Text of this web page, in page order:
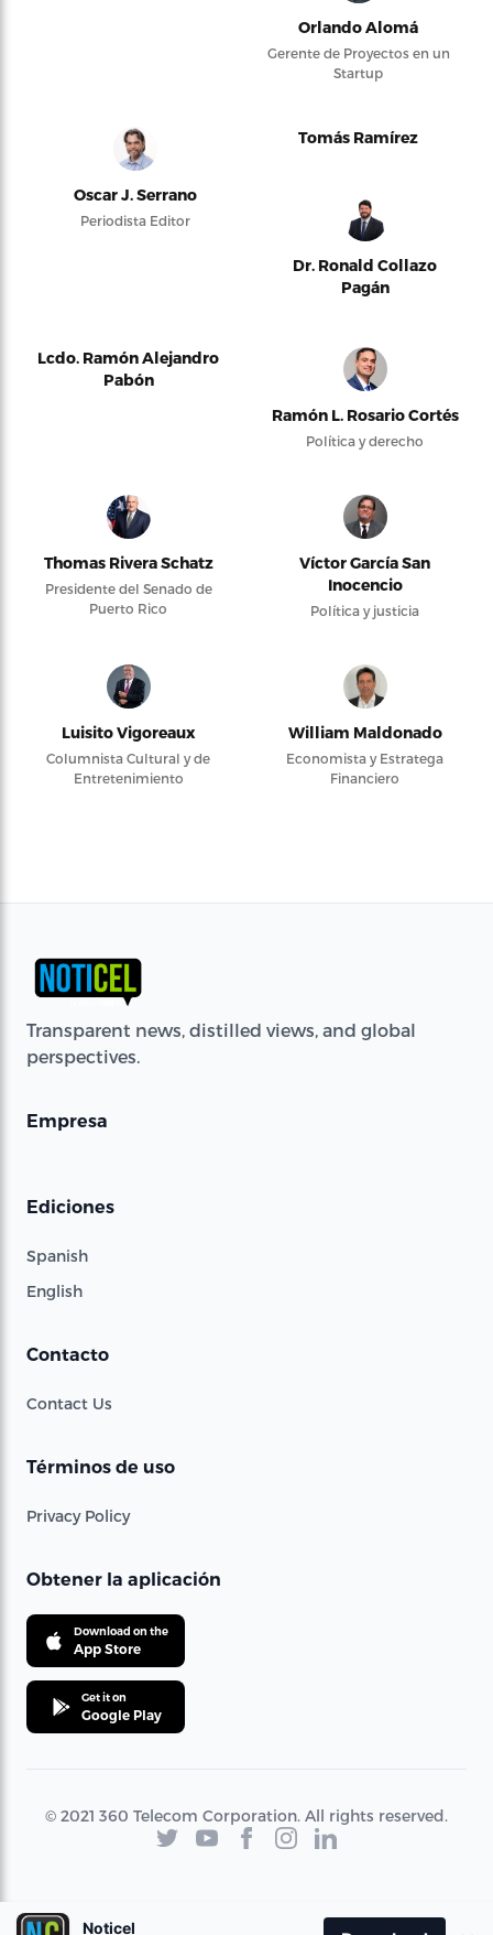
Orlando Alomá
Gerente de Proyectos en un
Startup
Oscar J. Serrano
Periodista Editor
Tomás Ramírez
Dr. Ronald Collazo
Pagán
Lcdo. Ramón Alejandro
Pabón
Ramón L. Rosario Cortés
Política y derecho
Thomas Rivera Schatz
Presidente del Senado de
Puerto Rico
Víctor García San
Inocencio
Política y justicia
Luisito Vigoreaux
Columnista Cultural y de
Entretenimiento
William Maldonado
Economista y Estratega
Financiero
Transparent news, distilled views, and global
perspectives.
Empresa
Ediciones
Spanish
English
Contacto
Contact Us
Términos de uso
Privacy Policy
Obtener la aplicación
Download on the
App Store
Get it on
Google Play
© 2021 360 Telecom Corporation. All rights reserved.
Noticel